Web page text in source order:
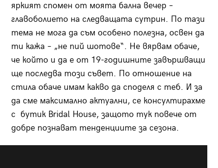
яркият спомен от моята бална вечер –
главоболието на следващата сутрин. По тази
тема не мога да съм особено полезна, освен да
ти кажа – „не пий шотове“. Не вярвам обаче,
че който и да е от 19-годишните завършващи
ще последва този съвет. По отношение на
стила обаче имам какво да споделя с теб. И за
да сме максимално актуални, се консултирахме
с бутик Bridal House, защото тук повече от
добре познават тенденциите за сезона.